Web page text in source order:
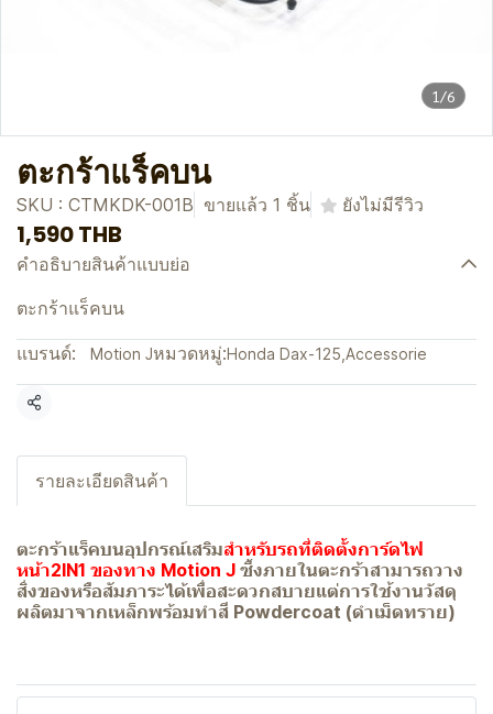
1/6
ตะกร้าแร็คบน
SKU : CTMKDK-001B ขายแล้ว 1 ชิ้น ยังไม่มีรีวิว
1,590 THB
คำอธิบายสินค้าแบบย่อ
ตะกร้าแร็คบน
แบรนด์: Motion Jหมวดหมู่:Honda Dax-125 Accessorie
แชร์
รายละเอียดสินค้า
ตะกร้าแร็คบนอุปกรณ์เสริมสำหรับรถที่ติดตั้งการ์ดไฟ
หน้า2IN1 ของทาง Motion J ซึ้งภายในตะกร้าสามารถวาง
สิ่งของหรือสัมภาระได้เพื่อสะดวกสบายแต่การใช้งานวัสดุ
ผลิตมาจากเหล็กพร้อมทำสี Powdercoat (ดำเม็ดทราย)